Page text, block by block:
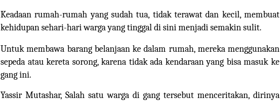
Keadaan rumah-rumah yang sudah tua, tidak terawat dan kecil, membuat
kehidupan sehari-hari warga yang tinggal di sini menjadi semakin sulit.
Untuk membawa barang belanjaan ke dalam rumah, mereka menggunakan
sepeda atau kereta sorong, karena tidak ada kendaraan yang bisa masuk ke
gang ini.
Yassir Mutashar, Salah satu warga di gang tersebut menceritakan, dirinya